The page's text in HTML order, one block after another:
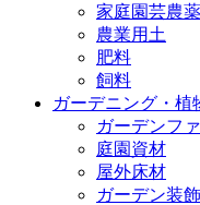
家庭園芸農薬
農業用土
肥料
飼料
ガーデニング・植
ガーデンフ
庭園資材
屋外床材
ガーデン装飾